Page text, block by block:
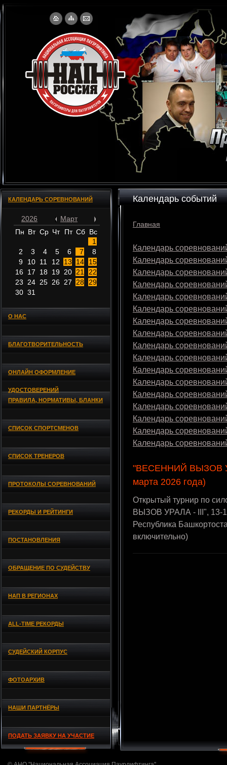
КАЛЕНДАРЬ СОРЕВНОВАНИЙ
2026
Март
Пн Вт Ср Чт Пт Сб Вс
1
2
3 4 5 6 7
8
9
10 11 12 13 14
15
16 17 18 19 20 21
22
23
24 25 26 27 28
29
30 31
О НАС
БЛАГОТВОРИТЕЛЬНОСТЬ
ОНЛАЙН ОФОРМЛЕНИЕ
УДОСТОВЕРЕНИЙ
ПРАВИЛА, НОРМАТИВЫ, БЛАНКИ
СПИСОК СПОРТСМЕНОВ
СПИСОК ТРЕНЕРОВ
ПРОТОКОЛЫ СОРЕВНОВАНИЙ
РЕКОРДЫ И РЕЙТИНГИ
ПОСТАНОВЛЕНИЯ
ОБРАЩЕНИЕ ПО СУДЕЙСТВУ
НАП В РЕГИОНАХ
ALL-TIME РЕКОРДЫ
СУДЕЙСКИЙ КОРПУС
ФОТОАРХИВ
НАШИ ПАРТНЁРЫ
ПОДАТЬ ЗАЯВКУ НА УЧАСТИЕ
Календарь событий
Главная
Календарь
Календарь
Календарь
Календарь
Календарь
Календарь
Календарь
Календарь
Календарь
Календарь
Календарь
Календарь
Календарь
Календарь
Календарь
Календарь
Календарь
"ВЕСЕННИЙ ВЫЗОВ
марта 2026 года)
Открытый турнир по
ВЫЗОВ УРАЛА - III", 13-
Республика
включительно)